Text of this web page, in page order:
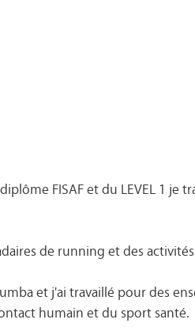
FISAF et du LEVEL 1
de running et des
et j'ai travaillé pour des
humain et du sport santé.